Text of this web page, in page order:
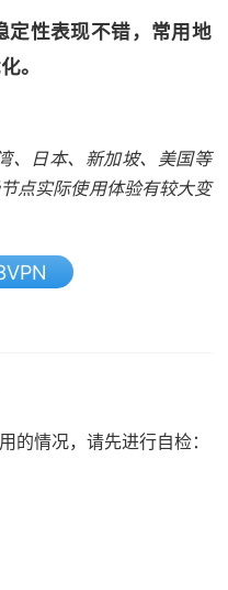
定性表现不错，常用地
。
、日本、新加坡、美国等
点实际使用体验有较大变
的情况，请先进行自检：